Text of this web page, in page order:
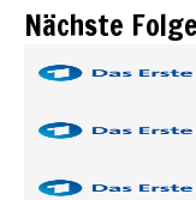
Nächste